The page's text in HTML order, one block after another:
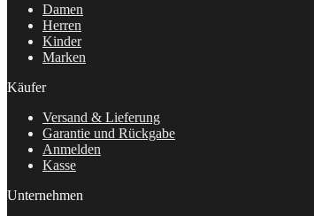
Damen
Herren
Kinder
Marken
Käufer
Versand & Lieferung
Garantie und Rückgabe
Anmelden
Kasse
Unternehmen